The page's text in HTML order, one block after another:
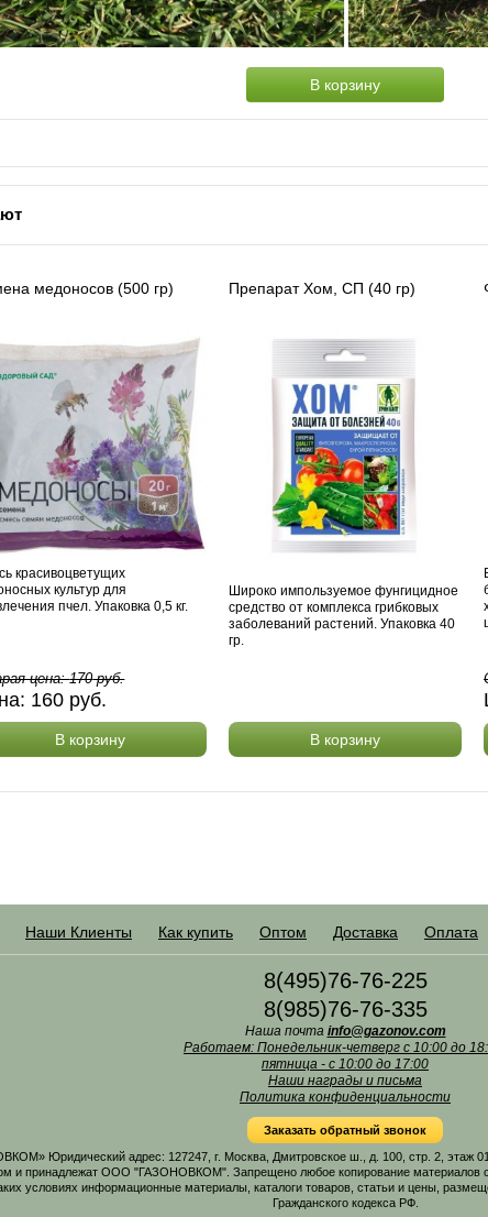
В корзину
медоносов (500 гр)
красивоцветущих
культур для
пчел. Упаковка 0,5 кг.
цена:170руб.
160 руб.
В корзину
Препарат Хом, СП (40 гр)
Широко импользуемое фунгицидное
средство от комплекса грибковых
заболеваний растений. Упаковка 40
гр.
В корзину
Наши Клиенты Как купить Оптом Доставка Оплата
8(495)76-76-225
8(985)76-76-335
Наша почта info@gazonov.com
Работаем: Понедельник-четверг с 10:00 до
пятница - с 10:00 до 17:00
Наши награды и письма
Политика конфиденциальности
Заказать обратный звонок
Юридический адрес: 127247, г. Москва, Дмитровское ш., д. 100, стр. 2,
и принадлежат ООО "ГАЗОНОВКОМ". Запрещено любое копирование материалов
условиях информационные материалы, каталоги товаров, статьи и цены,
Гражданского кодекса РФ.